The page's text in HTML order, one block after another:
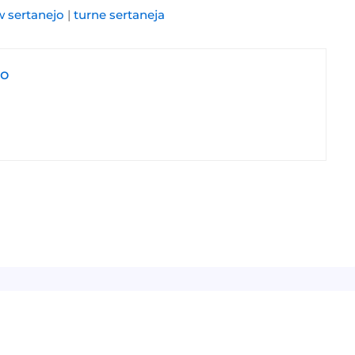
sertanejo | turne sertaneja